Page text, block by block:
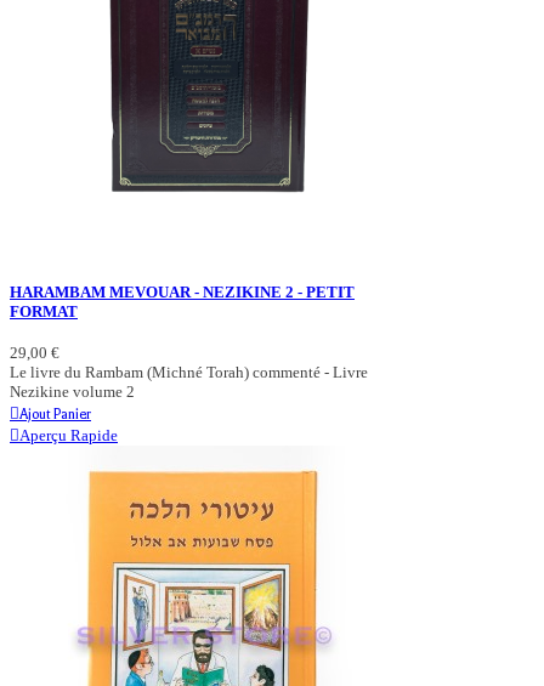
HARAMBAM MEVOUAR - NEZIKINE 2 - PETIT
FORMAT
29,00 €
Le livre du Rambam (Michné Torah) commenté - Livre
Nezikine volume 2
Ajout Panier
Aperçu Rapide